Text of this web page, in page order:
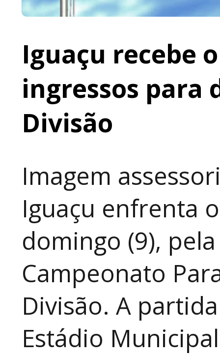
Iguaçu recebe
ingressos para
Divisão
Imagem
Iguaçu enfrenta
domingo (9),
Campeonato
Divisão. A
Estádio